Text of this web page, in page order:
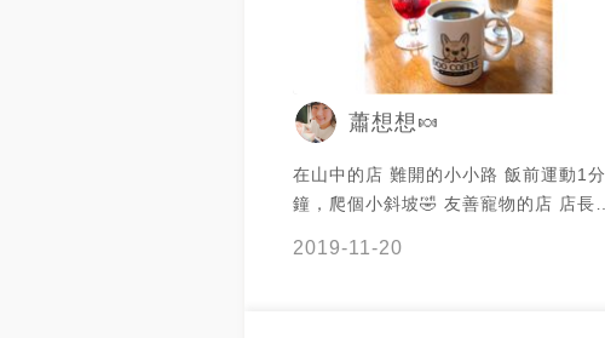
蕭想想🍬
在山中的店 難開的小小路 飯前運動1分
鐘，爬個小斜坡🤣 友善寵物的店 店長：
------------------------------------- 🍴和風
2019-11-20